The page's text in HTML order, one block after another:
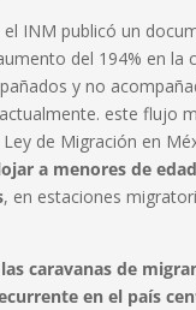
el INM publicó un
del 194% en la
y no
este flujo
de Migración en
a menores de
, en estaciones
las caravanas de
en el país